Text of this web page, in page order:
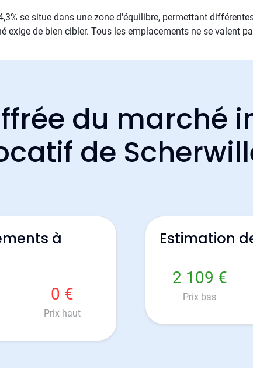
se situe dans une zone d'équilibre, permettant
exige de bien cibler. Tous les emplacements ne se valent
du marché
de
à
0 €
Prix haut
Estimation
2 109 €
Prix bas